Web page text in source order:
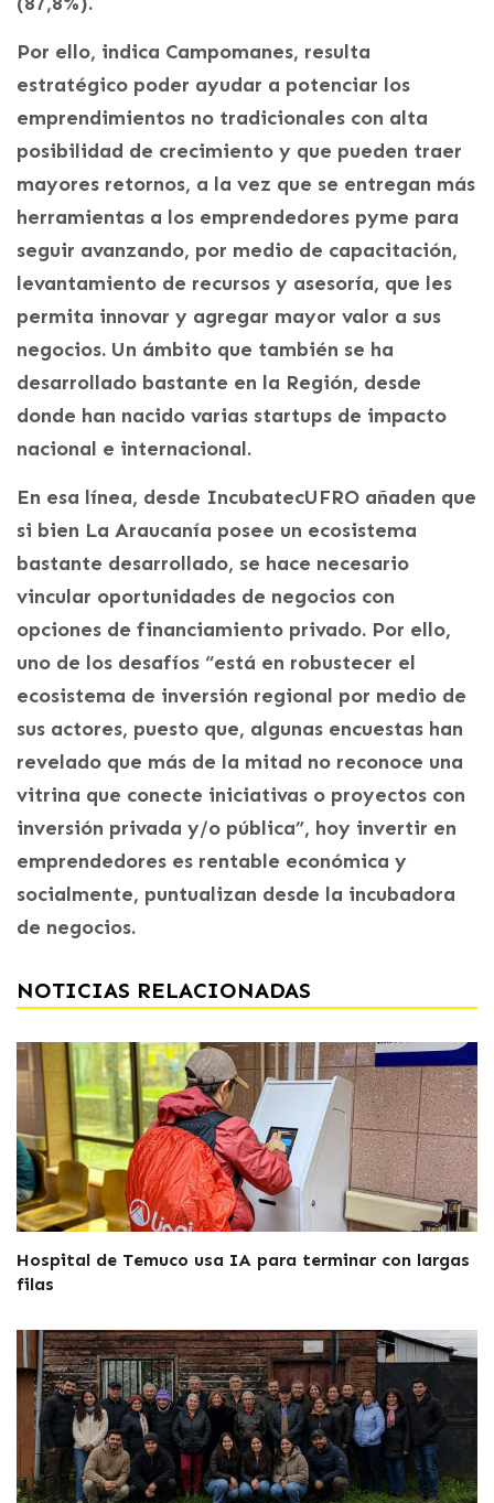
Por ello, indica Campomanes, resulta
estratégico poder ayudar a potenciar los
emprendimientos no tradicionales con alta
posibilidad de crecimiento y que pueden traer
mayores retornos, a la vez que se entregan más
herramientas a los emprendedores pyme para
seguir avanzando, por medio de capacitación,
levantamiento de recursos y asesoría, que les
permita innovar y agregar mayor valor a sus
negocios. Un ámbito que también se ha
desarrollado bastante en la Región, desde
donde han nacido varias startups de impacto
nacional e internacional.
En esa línea, desde IncubatecUFRO añaden que
si bien La Araucanía posee un ecosistema
bastante desarrollado, se hace necesario
vincular oportunidades de negocios con
opciones de financiamiento privado. Por ello,
uno de los desafíos “está en robustecer el
ecosistema de inversión regional por medio de
sus actores, puesto que, algunas encuestas han
revelado que más de la mitad no reconoce una
vitrina que conecte iniciativas o proyectos con
inversión privada y/o pública”, hoy invertir en
emprendedores es rentable económica y
socialmente, puntualizan desde la incubadora
de negocios.
NOTICIAS RELACIONADAS
Hospital de Temuco usa IA para terminar con largas
filas